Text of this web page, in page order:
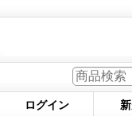
ログイン